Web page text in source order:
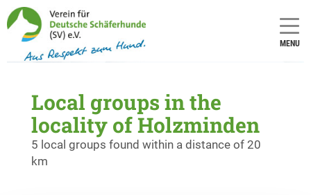
MENU
Local groups in the
locality of Holzminden
5 local groups found within a distance of 20
km